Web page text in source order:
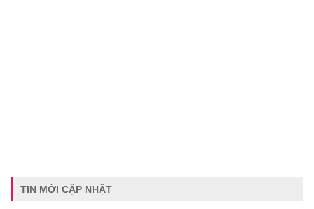
TIN MỚI CẬP NHẬT